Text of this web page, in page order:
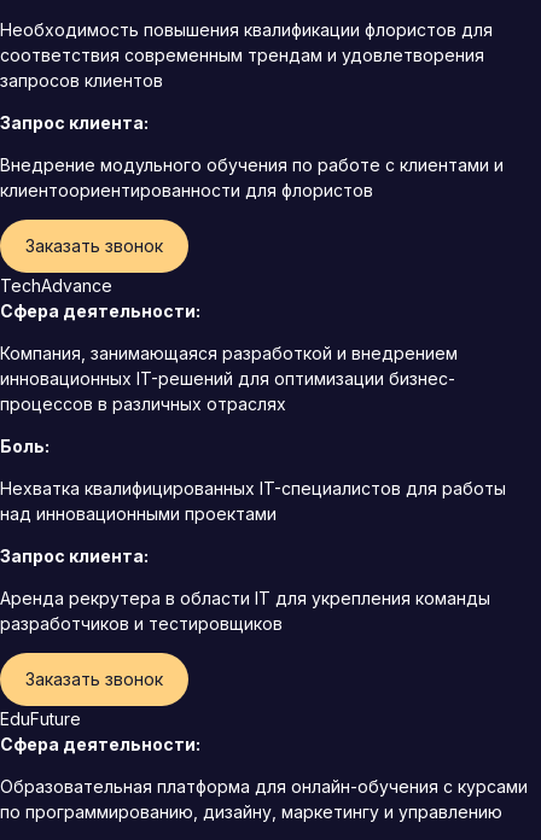
Необходимость повышения квалификации флористов для
соответствия современным трендам и удовлетворения
запросов клиентов
Запрос клиента:
Внедрение модульного обучения по работе с клиентами и
клиентоориентированности для флористов
Заказать звонок
TechAdvance
Сфера деятельности:
Компания, занимающаяся разработкой и внедрением
инновационных IT-решений для оптимизации бизнес-
процессов в различных отраслях
Боль:
Нехватка квалифицированных IT-специалистов для работы
над инновационными проектами
Запрос клиента:
Аренда рекрутера в области IT для укрепления команды
разработчиков и тестировщиков
Заказать звонок
EduFuture
Сфера деятельности:
Образовательная платформа для онлайн-обучения с курсами
по программированию, дизайну, маркетингу и управлению